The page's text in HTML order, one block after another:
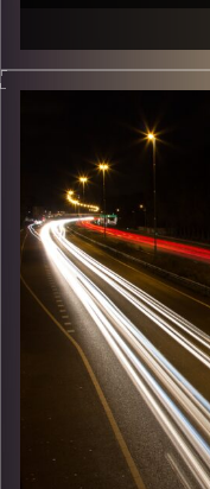
ותחזיר אותנו